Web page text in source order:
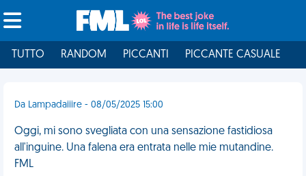
TUTTO RANDOM PICCANTI PICCANTE CASUALE
Da Lampadaiiire - 08/05/2025 15:00
Oggi, mi sono svegliata con una sensazione fastidiosa
all'inguine. Una falena era entrata nelle mie mutandine.
FML